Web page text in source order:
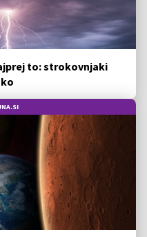
to: strokovnjaki